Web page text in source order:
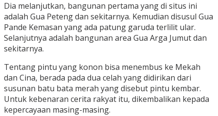
Dia melanjutkan, bangunan pertama yang di situs ini
adalah Gua Peteng dan sekitarnya. Kemudian disusul Gua
Pande Kemasan yang ada patung garuda terlilit ular.
Selanjutnya adalah bangunan area Gua Arga Jumut dan
sekitarnya.
Tentang pintu yang konon bisa menembus ke Mekah
dan Cina, berada pada dua celah yang didirikan dari
susunan batu bata merah yang disebut pintu kembar.
Untuk kebenaran cerita rakyat itu, dikembalikan kepada
kepercayaan masing-masing.